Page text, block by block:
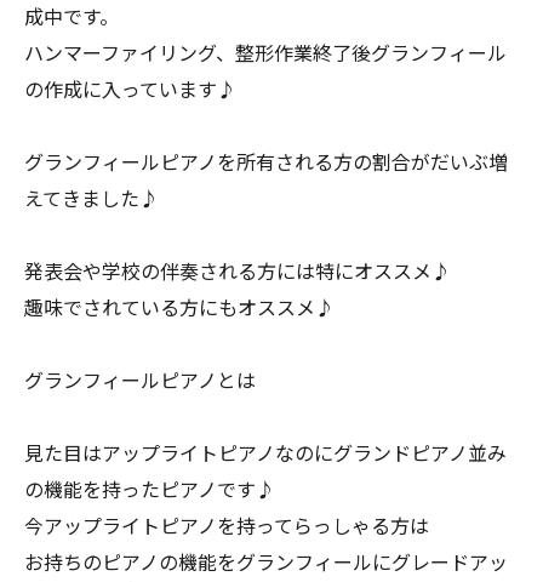
成中です。
ハンマーファイリング、整形作業終了後グランフィール
の作成に入っています♪
グランフィールピアノを所有される方の割合がだいぶ増
えてきました♪
発表会や学校の伴奏される方には特にオススメ♪
趣味でされている方にもオススメ♪
グランフィールピアノとは
見た目はアップライトピアノなのにグランドピアノ並み
の機能を持ったピアノです♪
今アップライトピアノを持ってらっしゃる方は
お持ちのピアノの機能をグランフィールにグレードアッ